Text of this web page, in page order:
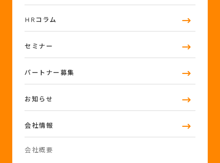
HRコラム
セミナー
パートナー募集
お知らせ
会社情報
会社概要